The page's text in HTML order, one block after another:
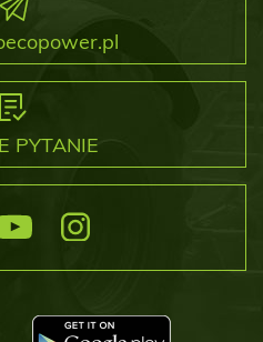
PYTANIE